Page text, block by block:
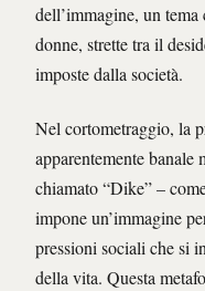
dell’immagine, un
donne, strette tra il
imposte dalla società.
Nel cortometraggio, la
apparentemente
chiamato “Dike” –
impone un’immagine
pressioni sociali che si
della vita. Questa